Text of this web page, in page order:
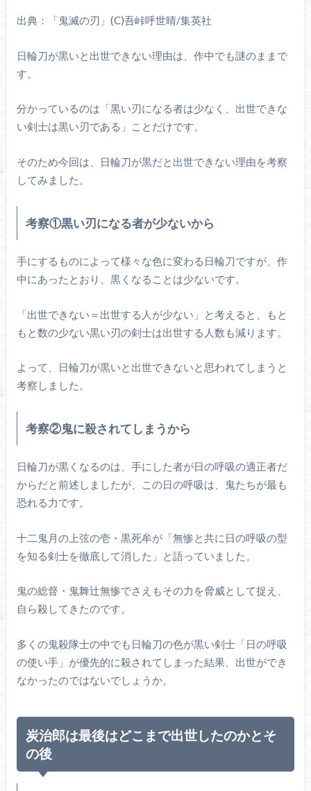
出典：「鬼滅の刃」(C)吾峠呼世晴/集英社
日輪刀が黒いと出世できない理由は、作中でも謎のままで
す。
分かっているのは「黒い刃になる者は少なく、出世できな
い剣士は黒い刃である」ことだけです。
そのため今回は、日輪刀が黒だと出世できない理由を考察
してみました。
考察①黒い刃になる者が少ないから
手にするものによって様々な色に変わる日輪刀ですが、作
中にあったとおり、黒くなることは少ないです。
「出世できない＝出世する人が少ない」と考えると、もと
もと数の少ない黒い刃の剣士は出世する人数も減ります。
よって、日輪刀が黒いと出世できないと思われてしまうと
考察しました。
考察②鬼に殺されてしまうから
日輪刀が黒くなるのは、手にした者が日の呼吸の適正者だ
からだと前述しましたが、この日の呼吸は、鬼たちが最も
恐れる力です。
十二鬼月の上弦の壱・黒死牟が「無惨と共に日の呼吸の型
を知る剣士を徹底して消した」と語っていました。
鬼の総督・鬼舞辻無惨でさえもその力を脅威として捉え、
自ら殺してきたのです。
多くの鬼殺隊士の中でも日輪刀の色が黒い剣士「日の呼吸
の使い手」が優先的に殺されてしまった結果、出世ができ
なかったのではないでしょうか。
炭治郎は最後はどこまで出世したのかとそ
の後